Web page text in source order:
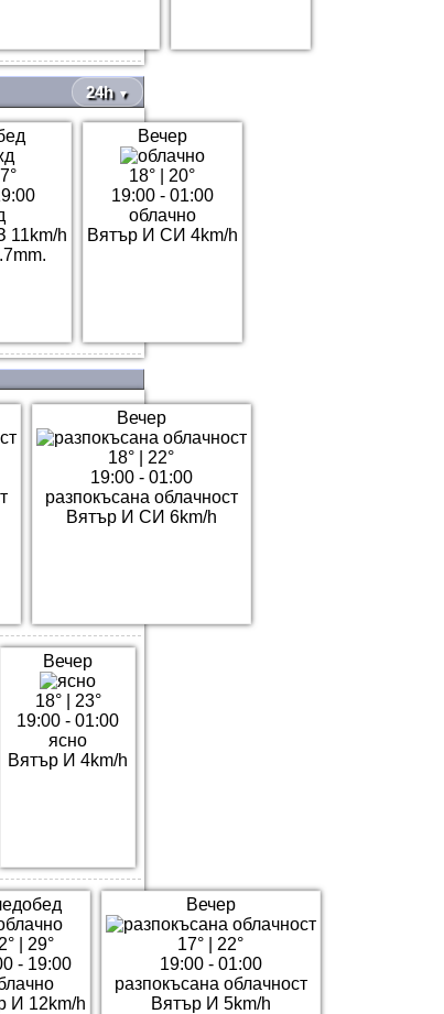
24h ▼
h
Вечер
18°
20°
19:00 - 01:00
облачно
Вятър И СИ 4km/h
Вечер
18°
22°
19:00 - 01:00
разпокъсана облачност
Вятър И СИ 6km/h
Вечер
18°| 23°
19:00 - 01:00
ясно
Вятър И 4km/h
| 29°
- 19:00
И 12km/h
Вечер
17°
22°
19:00 - 01:00
разпокъсана облачност
Вятър И 5km/h